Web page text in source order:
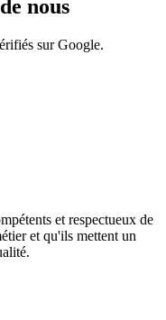
nous
sur Google.
et respectueux de
et qu'ils mettent un